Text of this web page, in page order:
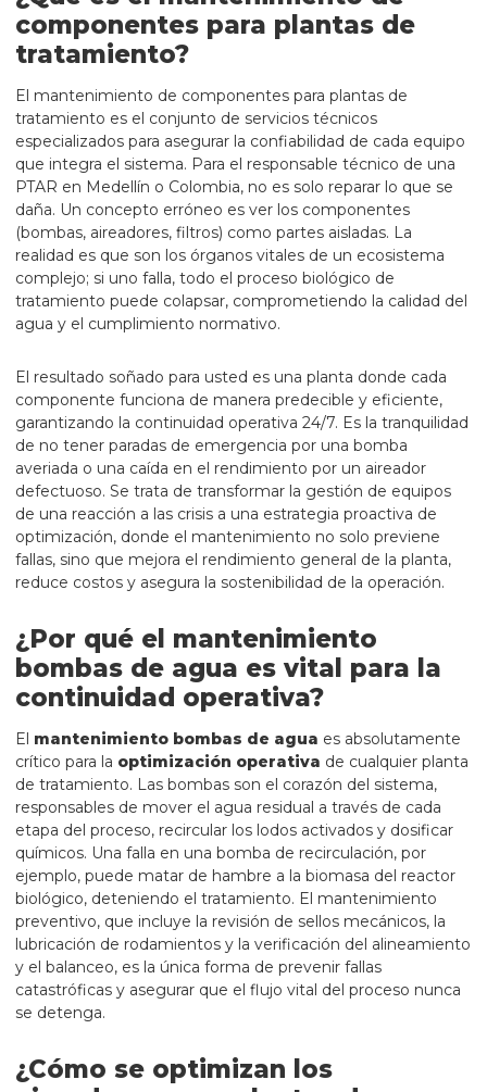
componentes para plantas de
tratamiento?
El mantenimiento de componentes para plantas de
tratamiento es el conjunto de servicios técnicos
especializados para asegurar la confiabilidad de cada equipo
que integra el sistema. Para el responsable técnico de una
PTAR en Medellín o Colombia, no es solo reparar lo que se
daña. Un concepto erróneo es ver los componentes
(bombas, aireadores, filtros) como partes aisladas. La
realidad es que son los órganos vitales de un ecosistema
complejo; si uno falla, todo el proceso biológico de
tratamiento puede colapsar, comprometiendo la calidad del
agua y el cumplimiento normativo.
El resultado soñado para usted es una planta donde cada
componente funciona de manera predecible y eficiente,
garantizando la continuidad operativa 24/7. Es la tranquilidad
de no tener paradas de emergencia por una bomba
averiada o una caída en el rendimiento por un aireador
defectuoso. Se trata de transformar la gestión de equipos
de una reacción a las crisis a una estrategia proactiva de
optimización, donde el mantenimiento no solo previene
fallas, sino que mejora el rendimiento general de la planta,
reduce costos y asegura la sostenibilidad de la operación.
¿Por qué el mantenimiento
bombas de agua es vital para la
continuidad operativa?
El mantenimiento bombas de agua es absolutamente
crítico para la optimización operativa de cualquier planta
de tratamiento. Las bombas son el corazón del sistema,
responsables de mover el agua residual a través de cada
etapa del proceso, recircular los lodos activados y dosificar
químicos. Una falla en una bomba de recirculación, por
ejemplo, puede matar de hambre a la biomasa del reactor
biológico, deteniendo el tratamiento. El mantenimiento
preventivo, que incluye la revisión de sellos mecánicos, la
lubricación de rodamientos y la verificación del alineamiento
y el balanceo, es la única forma de prevenir fallas
catastróficas y asegurar que el flujo vital del proceso nunca
se detenga.
¿Cómo se optimizan los